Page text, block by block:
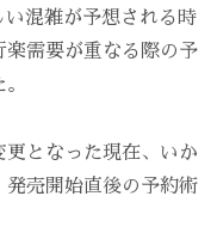
混雑が予想される時
需要が重なる際の予
となった現在、いか
発売開始直後の予約術